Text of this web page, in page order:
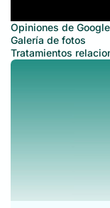
Opiniones de Google
Galería de fotos
Tratamientos